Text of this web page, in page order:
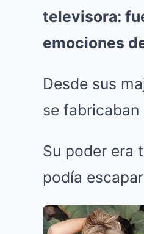
televisora:
emociones
Desde sus
se
Su poder era
podía